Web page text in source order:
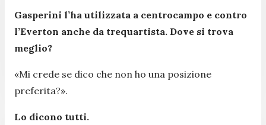
Gasperini l’ha utilizzata a centrocampo e contro
l’Everton anche da trequartista. Dove si trova
meglio?
«Mi crede se dico che non ho una posizione
preferita?».
Lo dicono tutti.